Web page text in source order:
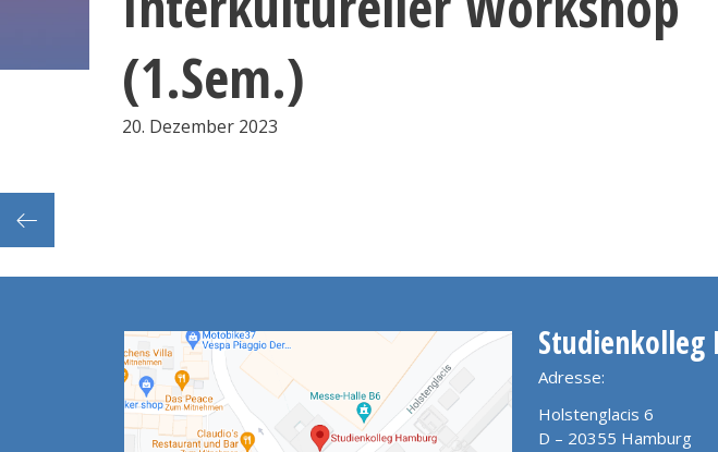
(1.Sem.)
20. Dezember 2023
Studienkolleg
Adresse:
Holstenglacis 6
D – 20355 Hamburg